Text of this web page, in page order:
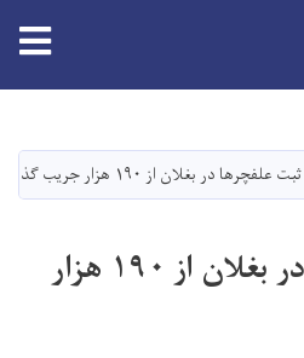
main
content
علفچرها در بغلان از ۱۹۰ هزار جریب گذشت.
رقم ثبت علفچرها در بغلان از ۱۹۰ هزار